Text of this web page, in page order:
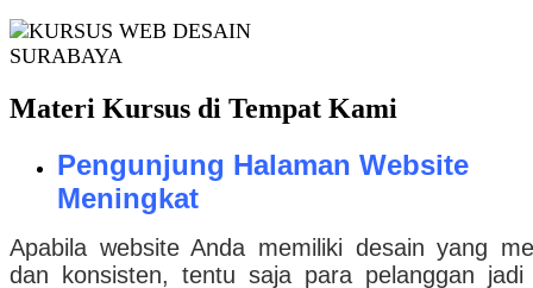
Materi Kursus di Tempat Kami
Pengunjung Halaman Website
Meningkat
Apabila website Anda memiliki desain yang
dan konsisten, tentu saja para pelanggan jadi